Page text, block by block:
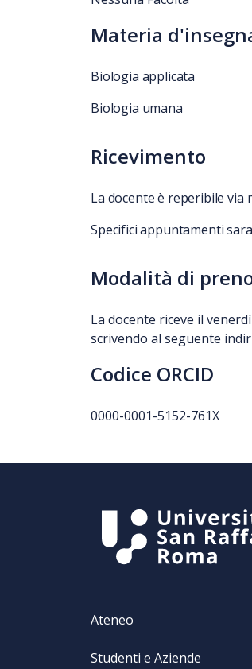
Materia
Biologia applicata
Biologia umana
Ricevimento
La docente è reperibile via
Specifici appuntamenti
Modalità di
La docente riceve il
scrivendo al seguente
Codice ORCID
0000-0001-5152-761X
Ateneo
Studenti e Aziende